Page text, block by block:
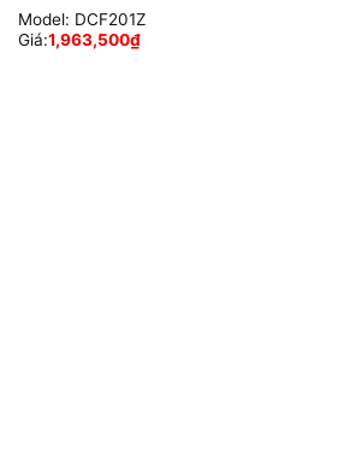
Model: DCF201Z
Giá:1,963,500₫